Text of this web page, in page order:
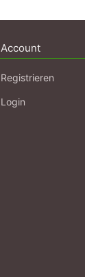
Account
Registrieren
Login